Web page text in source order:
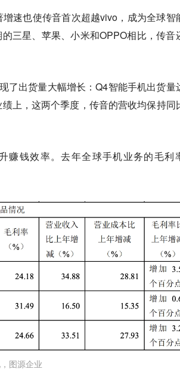
速也使传音首次超越vivo，成为全球智
三星、苹果、小米和OPPO相比，传音
了出货量大幅增长：Q4智能手机出货量
上，这两个季度，传音的营收均保持同
赚钱效率。去年全球手机业务的毛利
图源企业